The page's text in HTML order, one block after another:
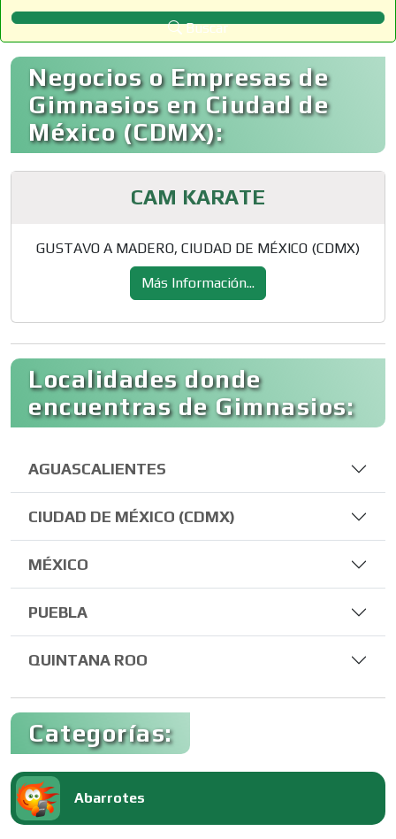
Buscar
Negocios o Empresas de
Gimnasios en Ciudad de
México (CDMX):
CAM KARATE
GUSTAVO A MADERO, CIUDAD DE MÉXICO (CDMX)
Más Información...
Localidades donde
encuentras de Gimnasios:
AGUASCALIENTES
CIUDAD DE MÉXICO (CDMX)
MÉXICO
PUEBLA
QUINTANA ROO
Categorías:
Abarrotes